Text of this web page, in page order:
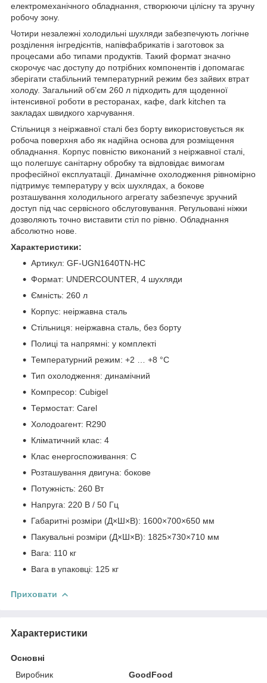
електромеханічного обладнання, створюючи цілісну та зручну
робочу зону.
Чотири незалежні холодильні шухляди забезпечують логічне
розділення інгредієнтів, напівфабрикатів і заготовок за
процесами або типами продуктів. Такий формат значно
скорочує час доступу до потрібних компонентів і допомагає
зберігати стабільний температурний режим без зайвих втрат
холоду. Загальний об’єм 260 л підходить для щоденної
інтенсивної роботи в ресторанах, кафе, dark kitchen та
закладах швидкого харчування.
Стільниця з неіржавної сталі без борту використовується як
робоча поверхня або як надійна основа для розміщення
обладнання. Корпус повністю виконаний з неіржавної сталі,
що полегшує санітарну обробку та відповідає вимогам
професійної експлуатації. Динамічне охолодження рівномірно
підтримує температуру у всіх шухлядах, а бокове
розташування холодильного агрегату забезпечує зручний
доступ під час сервісного обслуговування. Регульовані ніжки
дозволяють точно виставити стіл по рівню. Обладнання
абсолютно нове.
Характеристики:
Артикул: GF-UGN1640TN-HC
Формат: UNDERCOUNTER, 4 шухляди
Ємність: 260 л
Корпус: неіржавна сталь
Стільниця: неіржавна сталь, без борту
Полиці та напрямні: у комплекті
Температурний режим: +2 … +8 °C
Тип охолодження: динамічний
Компресор: Cubigel
Термостат: Carel
Холодоагент: R290
Кліматичний клас: 4
Клас енергоспоживання: C
Розташування двигуна: бокове
Потужність: 260 Вт
Напруга: 220 В / 50 Гц
Габаритні розміри (Д×Ш×В): 1600×700×650 мм
Пакувальні розміри (Д×Ш×В): 1825×730×710 мм
Вага: 110 кг
Вага в упаковці: 125 кг
Приховати
Характеристики
Основні
Виробник
GoodFood